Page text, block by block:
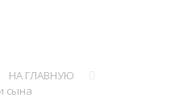
НА ГЛАВНУЮ
сына